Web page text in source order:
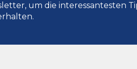
um die interessantesten